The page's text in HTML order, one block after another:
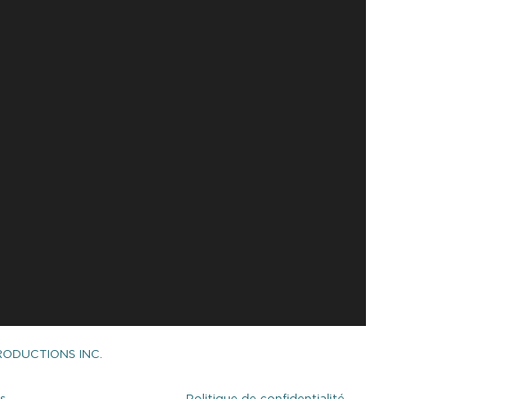
INC.